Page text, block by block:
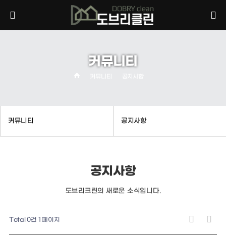
커뮤니티
커뮤니티 공지사항
공지사항
도브리크린의 새로운 소식입니다.
Total 0건 1 페이지